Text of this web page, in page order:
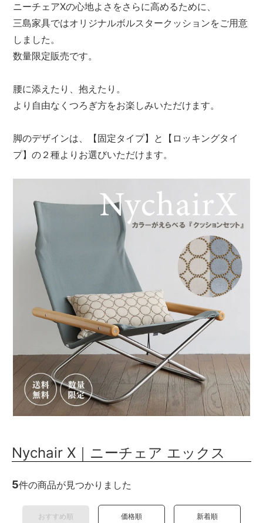
ニーチェアXの心地よさをさらに高めるために、
三島家具ではオリジナルボルスタークッションをご用意
しました。
数量限定販売です。
腰に添えたり、抱えたり。
より自由なくつろぎ方をお楽しみいただけます。
脚のデザインは、【固定タイプ】と【ロッキングタイ
プ】の２種よりお選びいただけます。
Nychair X｜ニーチェア エックス
5件の商品が見つかりました
おすすめ順 価格順 新着順